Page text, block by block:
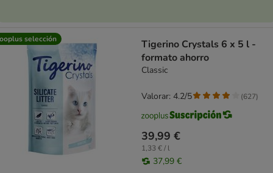
selección
Tigerino Crystals 6 x 5 l -
formato ahorro
Classic
39,99 €
1,33 € / l
37,99 €
Valorar: 4.2/5 (627)